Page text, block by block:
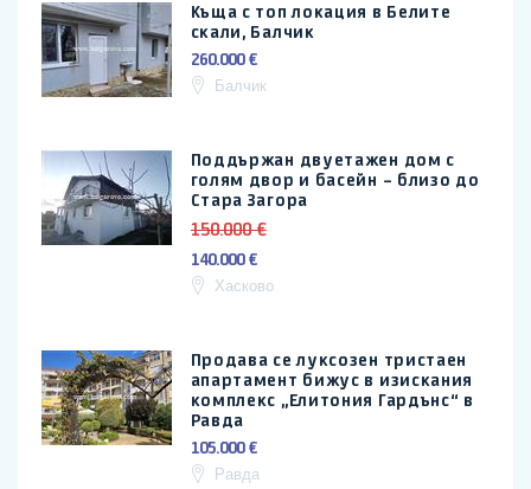
Къща с топ локация в Белите
скали, Балчик
260.000 €
Балчик
Поддържан двуетажен дом с
голям двор и басейн – близо до
Стара Загора
150.000 €
140.000 €
Хасково
Продава се луксозен тристаен
апартамент бижус в изискания
комплекс „Елитония Гардънс“ в
Равда
105.000 €
Равда